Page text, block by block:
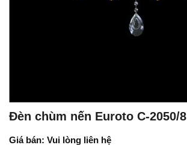
Đèn chùm nến Euroto C-2050/8
Giá bán: Vui lòng liên hệ